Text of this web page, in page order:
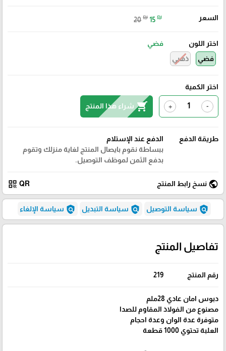
السعر 20 ₪ 15 ₪
اختر اللون
فضي
فضي
ذهبي
اختر الكمية
-
+
shopping_cart شراء هذا المنتج
طريقة الدفع
الدفع عند الإستلام
ببساطة نقوم بايصال المنتج لغاية منزلك وتقوم
بدفع الثمن لموظف التوصيل.
public نسخ رابط المنتج QR
qr_code
policy سياسة التوصيل policy سياسة التبديل policy سياسة الإلغاء
تفاصيل المنتج
رقم المنتج 219
دبوس امان عادي 28ملم
مصنوع من الفولاذ المقاوم للصدا
متوفرة عدة الوان وعدة احجام
العلبة تحتوي 1000 قطعة